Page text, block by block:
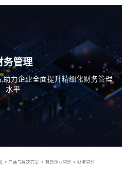
务管理
力企业全面提升精细化财务管理
水平
) > 产品与解决方案 > 智慧企业管理 > 财务管理